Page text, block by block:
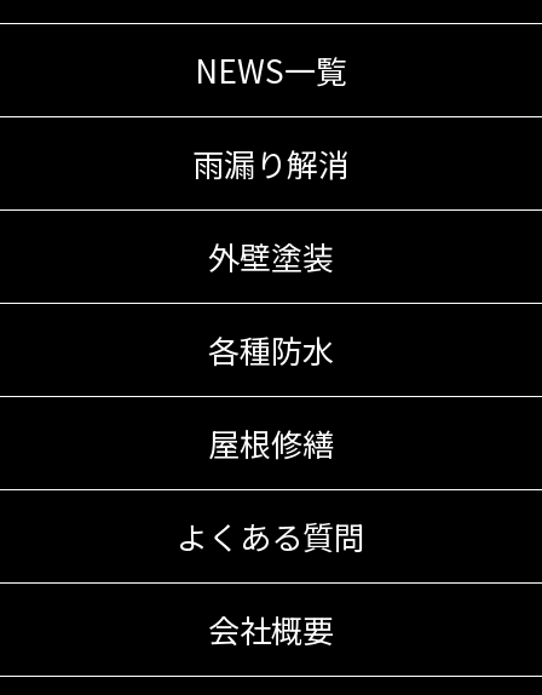
NEWS一覧
雨漏り解消
外壁塗装
各種防水
屋根修繕
よくある質問
会社概要